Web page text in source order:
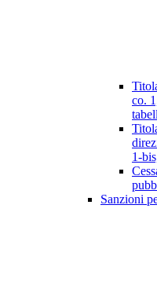
co.
1-
Sanzioni